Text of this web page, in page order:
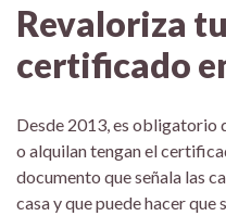
Revaloriza
certificado
Desde 2013, es obligatorio
o alquilan tengan el
documento que señala las
casa y que puede hacer que